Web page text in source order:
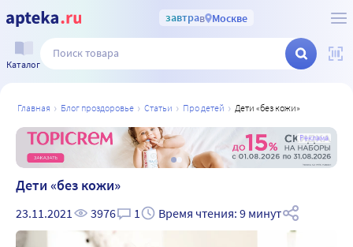
завтрав Москве
Каталог
главная блог проздоровье статьи про детей дети «без кожи»
Реклама
Дети «без кожи»
23.11.2021 3976 1 Время чтения: 9 минут